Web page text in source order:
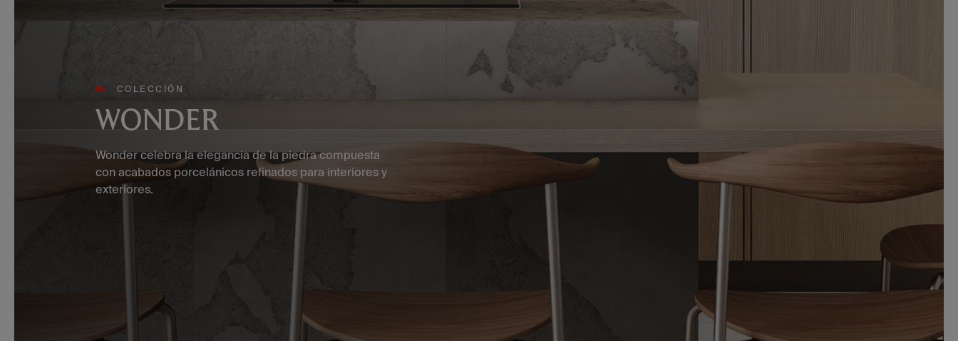
COLECCIÓN
WONDER
Wonder celebra la elegancia de la piedra compuesta
con acabados porcelánicos refinados para interiores y
exteriores.